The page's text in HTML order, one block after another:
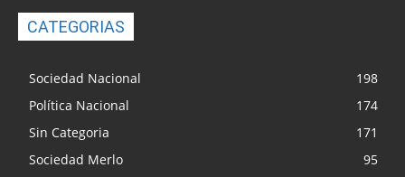
CATEGORIAS
Sociedad Nacional
198
Política Nacional
174
Sin Categoria
171
Sociedad Merlo
95